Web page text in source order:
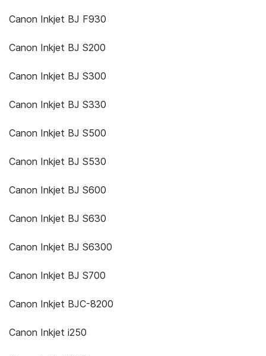
Canon Inkjet BJ F930
Canon Inkjet BJ S200
Canon Inkjet BJ S300
Canon Inkjet BJ S330
Canon Inkjet BJ S500
Canon Inkjet BJ S530
Canon Inkjet BJ S600
Canon Inkjet BJ S630
Canon Inkjet BJ S6300
Canon Inkjet BJ S700
Canon Inkjet BJC-8200
Canon Inkjet i250